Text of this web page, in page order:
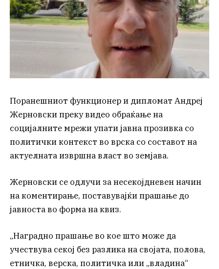
Поранешниот функционер и дипломат Андреј
Жерновски преку видео обраќање на
социјалните мрежи упати јавна прозивка со
политички контекст во врска со составот на
актуелната извршна власт во земјава.
Жерновски се одлучи за несекојдневен начин
на коментирање, поставувајќи прашање до
јавноста во форма на квиз.
„Наградно прашање во кое што може да
учествува секој без разлика на својата, полова,
етничка, верска, политичка или „владина“